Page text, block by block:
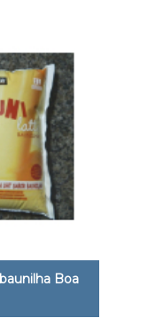
Boa